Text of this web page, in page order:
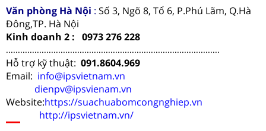
Văn phòng Hà Nội : Số 3, Ngõ 8, Tổ 6, P.Phú Lãm, Q.Hà
Đông,TP. Hà Nội
Kinh doanh 2 : 0973 276 228
..........................................................................................
Hỗ trợ kỹ thuật: 091.8604.969
Email: info@ipsvietnam.vn
dienpv@ipsvienam.vn
Website:https://suachuabomcongnghiep.vn
http://ipsvietnam.vn/